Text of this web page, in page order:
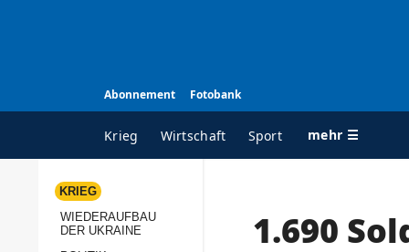
Abonnement Fotobank
Krieg Wirtschaft Sport mehr ☰
ALLE RUBRIKEN
KRIEG
WIEDERAUFBAU
DER UKRAINE
1.690